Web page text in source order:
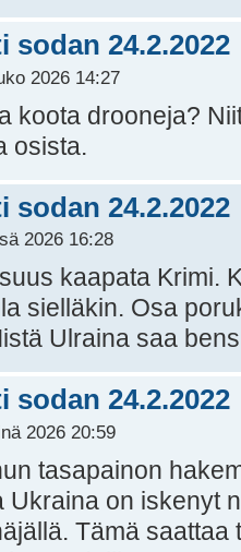
sodan 24.2.2022
2026 14:27
koota drooneja?
osista.
sodan 24.2.2022
2026 16:28
kaapata Krimi.
sielläkin. Osa
Ulraina saa
sodan 24.2.2022
2026 20:59
tasapainon
Ukraina on iskenyt
Tämä